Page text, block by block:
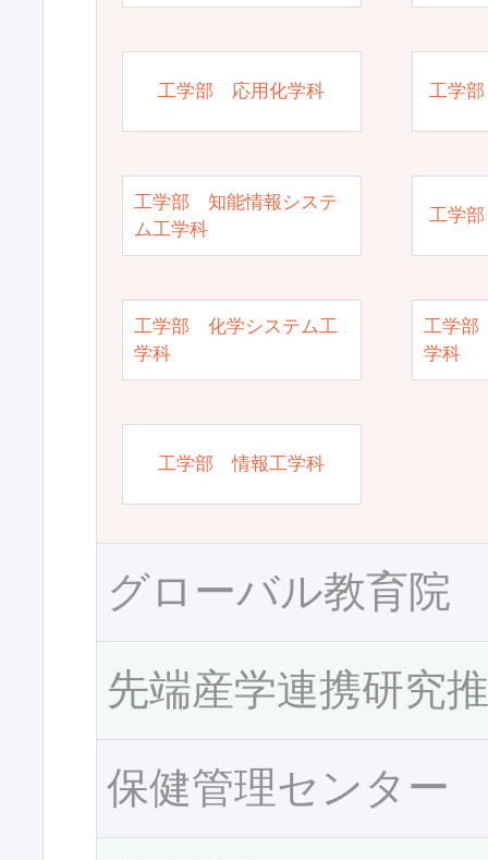
工学部 応用化学科 工学
工学部 知能情報システ
ム工学科
工学
工学部 化学システム工
学科
工学部
学科
工学部 情報工学科
グローバル教育院
先端産学連携研究
保健管理センター